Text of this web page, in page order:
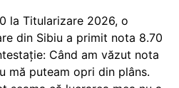
la Titularizare 2026, o
din Sibiu a primit nota 8.70
Când am văzut nota
mă puteam opri din plâns.